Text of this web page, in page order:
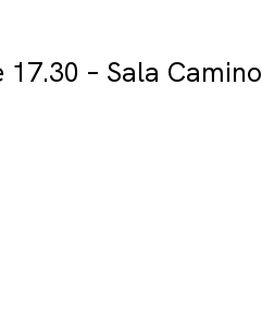
– Sala Camino